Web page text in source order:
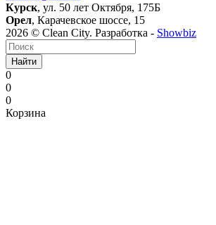
Курск, ул. 50 лет Октября, 175Б
Орел, Карачевское шоссе, 15
2026 © Clean City. Разработка - Showbiz
Найти
0
0
0
Корзина